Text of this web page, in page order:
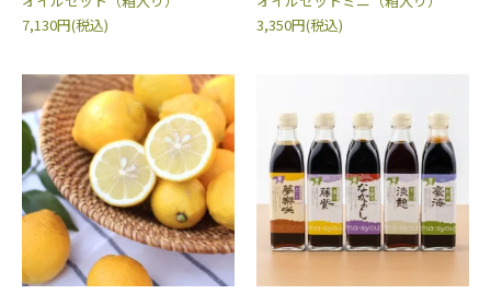
7,130円(税込)
3,350円(税込)